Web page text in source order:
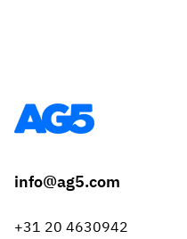
info@ag5.com
+31 20 4630942